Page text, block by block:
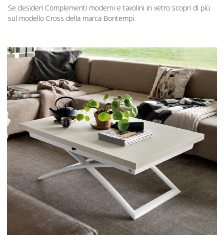
Se desideri Complementi moderni e tavolini in vetro scopri di più
sul modello Cross della marca Bontempi.